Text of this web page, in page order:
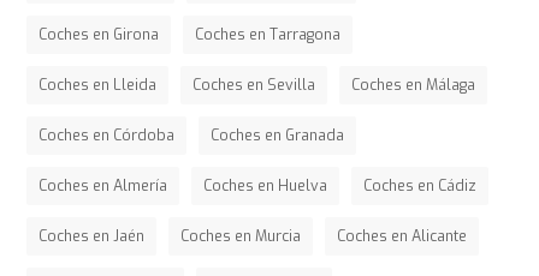
Coches en Girona Coches en Tarragona
Coches en Lleida Coches en Sevilla Coches en Málaga
Coches en Córdoba Coches en Granada
Coches en Almería Coches en Huelva Coches en Cádiz
Coches en Jaén Coches en Murcia Coches en Alicante